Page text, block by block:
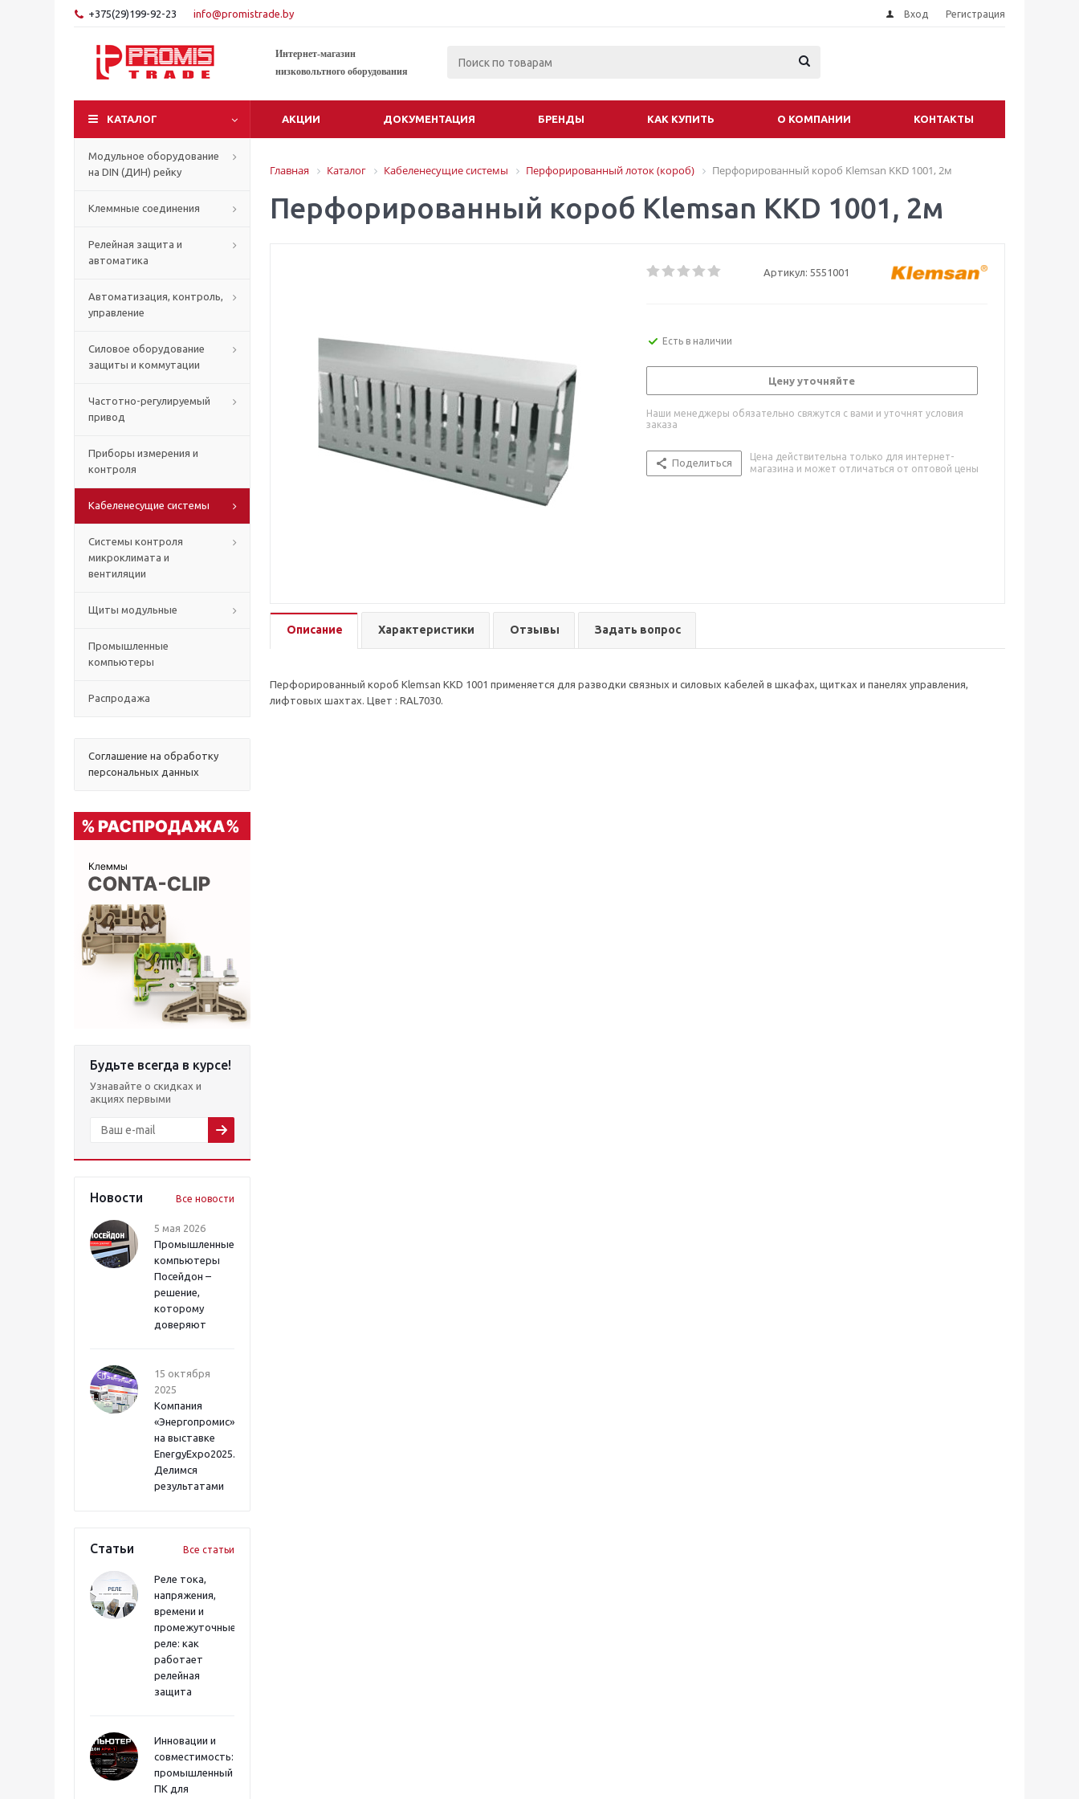
+375(29)199-92-23 info@promistrade.by Вход Регистрация
Интернет-магазин
низковольтного оборудования
КАТАЛОГ АКЦИИ ДОКУМЕНТАЦИЯ БРЕНДЫ КАК КУПИТЬ О КОМПАНИИ КОНТАКТЫ
Модульное оборудование
на DIN (ДИН) рейку
Клеммные соединения
Релейная защита и
автоматика
Автоматизация, контроль,
управление
Силовое оборудование
защиты и коммутации
Частотно-регулируемый
привод
Приборы измерения и
контроля
Кабеленесущие системы
Системы контроля
микроклимата и
вентиляции
Щиты модульные
Промышленные
компьютеры
Распродажа
Соглашение на обработку
персональных данных
Будьте всегда в курсе!
Узнавайте о скидках и
акциях первыми
Новости Все новости
5 мая 2026
Промышленные
компьютеры
Посейдон –
решение,
которому
доверяют
15 октября
2025
Компания
«Энергопромис»
на выставке
EnergyExpo2025.
Делимся
результатами
Статьи Все статьи
Реле тока,
напряжения,
времени и
промежуточные
реле: как
работает
релейная
защита
Инновации и
совместимость:
промышленный
ПК для
Главная Каталог Кабеленесущие системы Перфорированный лоток (короб) Перфорированный короб Klemsan KKD 1001, 2м
Перфорированный короб Klemsan KKD 1001, 2м
Артикул: 5551001
Есть в наличии
Цену уточняйте
Наши менеджеры обязательно свяжутся с вами и уточнят условия
заказа
Поделиться
Цена действительна только для интернет-
магазина и может отличаться от оптовой цены
Описание Характеристики Отзывы Задать вопрос
Перфорированный короб Klemsan KKD 1001 применяется для разводки связных и силовых кабелей в шкафах, щитках и панелях управления,
лифтовых шахтах. Цвет : RAL7030.